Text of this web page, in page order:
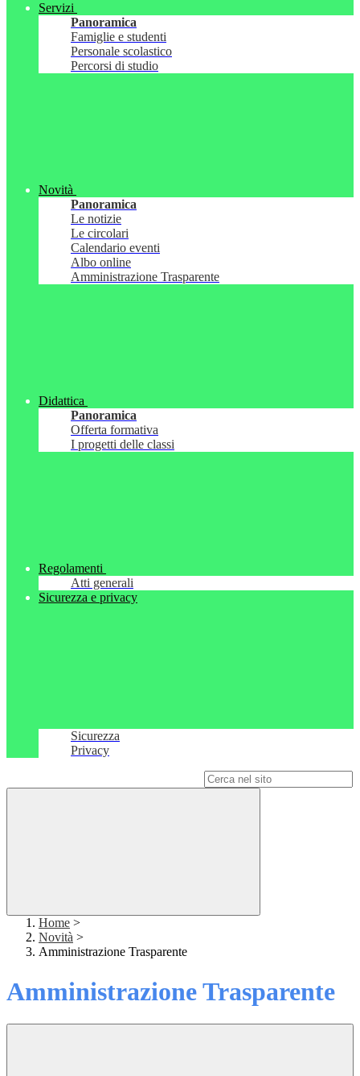
Servizi
Panoramica
Famiglie e studenti
Personale scolastico
Percorsi di studio
Novità
Panoramica
Le notizie
Le circolari
Calendario eventi
Albo online
Amministrazione Trasparente
Didattica
Panoramica
Offerta formativa
I progetti delle classi
Regolamenti
Atti generali
Sicurezza e privacy
Sicurezza
Privacy
Home >
Novità >
Amministrazione Trasparente
Amministrazione Trasparente